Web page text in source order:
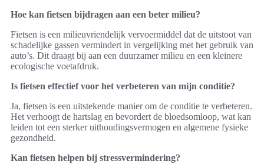
Hoe kan fietsen bijdragen aan een beter milieu?
Fietsen is een milieuvriendelijk vervoermiddel dat de uitstoot van
schadelijke gassen vermindert in vergelijking met het gebruik van
auto’s. Dit draagt bij aan een duurzamer milieu en een kleinere
ecologische voetafdruk.
Is fietsen effectief voor het verbeteren van mijn conditie?
Ja, fietsen is een uitstekende manier om de conditie te verbeteren.
Het verhoogt de hartslag en bevordert de bloedsomloop, wat kan
leiden tot een sterker uithoudingsvermogen en algemene fysieke
gezondheid.
Kan fietsen helpen bij stressvermindering?